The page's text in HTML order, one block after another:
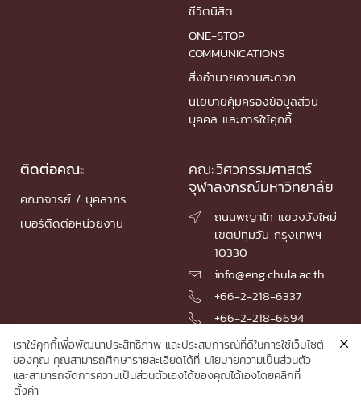
ชีวิตนิสิต
ONE-STOP
COMMUNICATIONS
สิ่งอำนวยความสะดวก
นโยบายคุ้มครองข้อมูลส่วน
บุคคล และการใช้คุกกี้
ติดต่อคณะ
คณาจารย์ / บุคลากร
เบอร์ติดต่อหน่วยงาน
คณะวิศวกรรมศาสตร์
จุฬาลงกรณ์มหาวิทยาลัย

ถนนพญาไท แขวงวังใหม่
เขตปทุมวัน กรุงเทพฯ
10330
 info@eng.chula.ac.th
 +66-2-218-6337
 +66-2-218-6694
© 2026 Faculty of Engineering, Chulalongkorn University
เราใช้คุกกี้เพื่อพัฒนาประสิทธิภาพ และประสบการณ์ที่ดีในการใช้เว็บไซต์
ของคุณ คุณสามารถศึกษารายละเอียดได้ที่ นโยบายความเป็นส่วนตัว
และสามารถจัดการความเป็นส่วนตัวเองได้ของคุณได้เองโดยคลิกที่
ตั้งค่า